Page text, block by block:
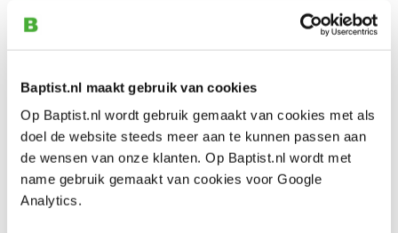
Baptist.nl maakt gebruik van cookies
Op Baptist.nl wordt gebruik gemaakt van cookies met als
doel de website steeds meer aan te kunnen passen aan
de wensen van onze klanten. Op Baptist.nl wordt met
name gebruik gemaakt van cookies voor Google
Analytics.
niet bij gebleven! De opgedane ervaring wordt
de afwerking van uw objecten.
Also view